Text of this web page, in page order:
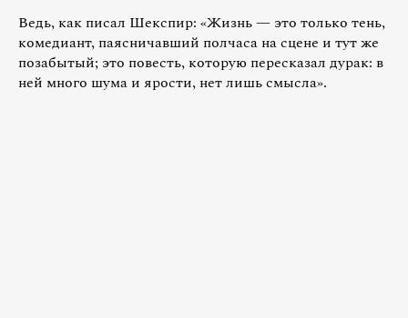
Ведь, как писал Шекспир: «Жизнь — это только тень,
комедиант, паясничавший полчаса на сцене и тут же
позабытый; это повесть, которую пересказал дурак: в
ней много шума и ярости, нет лишь смысла».